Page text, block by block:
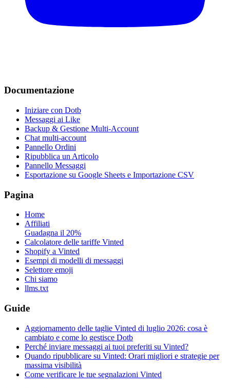
Documentazione
Iniziare con Dotb
Messaggi ai Like
Backup & Gestione Multi-Account
Chat multi-account
Pannello Ordini
Ripubblica un Articolo
Pannello Messaggi
Esportazione su Google Sheets e Importazione CSV
Pagina
Home
Affiliati
Guadagna il 20%
Calcolatore delle tariffe Vinted
Shopify a Vinted
Esempi di modelli di messaggi
Selettore emoji
Chi siamo
llms.txt
Guide
Aggiornamento delle taglie Vinted di luglio 2026: cosa è
cambiato e come lo gestisce Dotb
Perché inviare messaggi ai tuoi preferiti su Vinted?
Quando ripubblicare su Vinted: Orari migliori e strategie per
massima visibilità
Come verificare le tue segnalazioni Vinted